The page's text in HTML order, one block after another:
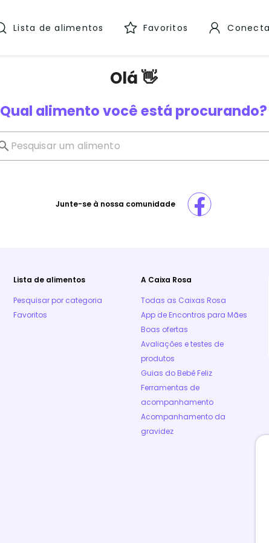
Lista de alimentos Favoritos
Olá 👋
Qual alimento você está procurando?
Junte-se à nossa comunidade
Lista de alimentos
Pesquisar por categoria
Favoritos
A Caixa Rosa
Todas as Caixas Rosa
App de Encontros para Mães
Boas ofertas
Avaliações e testes de
produtos
Guias do Bebê Feliz
Ferramentas de
acompanhamento
Acompanhamento da
gravidez